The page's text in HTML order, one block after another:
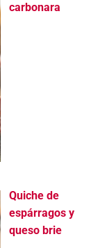
carbonara
Quiche de
espárragos y
queso brie